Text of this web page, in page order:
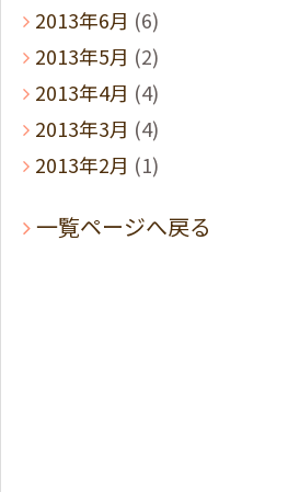
2013年6月 (6)
2013年5月 (2)
2013年4月 (4)
2013年3月 (4)
2013年2月 (1)
一覧ページへ戻る